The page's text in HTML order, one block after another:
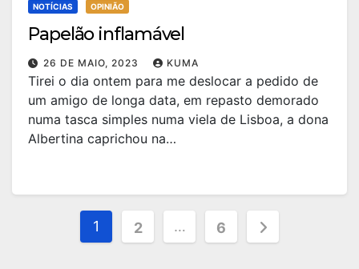
NOTÍCIAS OPINIÃO
Papelão inflamável
26 DE MAIO, 2023 KUMA
Tirei o dia ontem para me deslocar a pedido de
um amigo de longa data, em repasto demorado
numa tasca simples numa viela de Lisboa, a dona
Albertina caprichou na…
Paginação
1 2 … 6